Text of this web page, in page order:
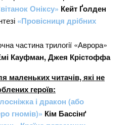
Оніксу» Кейт Ґолден
«Провісниця дрібних
частина трилогії «Аврора»
Кауфман, Джея Крістоффа
маленьких читачів, які не
героїв:
і дракон (або
гномів)» Кім Бассінґ